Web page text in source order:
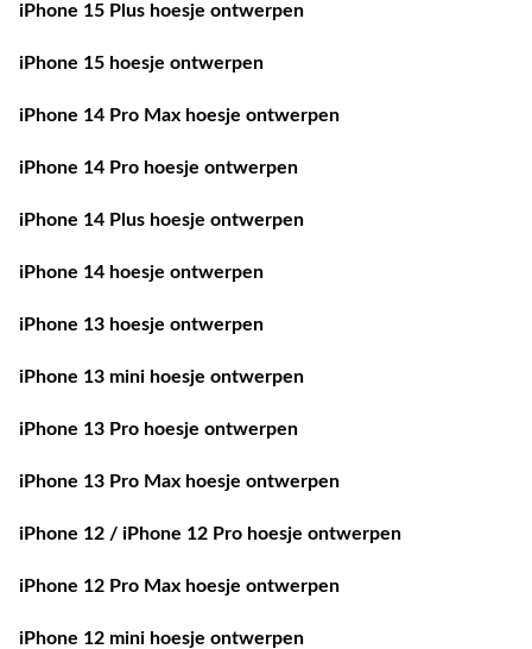
iPhone 15 Plus hoesje ontwerpen
iPhone 15 hoesje ontwerpen
iPhone 14 Pro Max hoesje ontwerpen
iPhone 14 Pro hoesje ontwerpen
iPhone 14 Plus hoesje ontwerpen
iPhone 14 hoesje ontwerpen
iPhone 13 hoesje ontwerpen
iPhone 13 mini hoesje ontwerpen
iPhone 13 Pro hoesje ontwerpen
iPhone 13 Pro Max hoesje ontwerpen
iPhone 12 / iPhone 12 Pro hoesje ontwerpen
iPhone 12 Pro Max hoesje ontwerpen
iPhone 12 mini hoesje ontwerpen